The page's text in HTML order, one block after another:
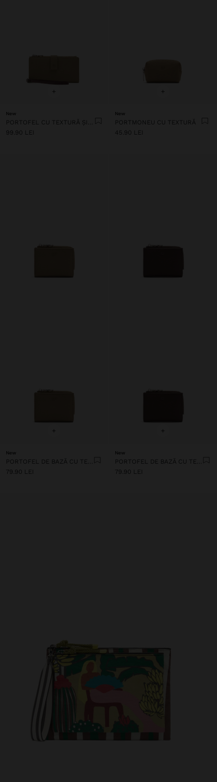
+
New
99.90 LEI
+
New
PORTMONEU CU TEXTURĂ
45.90 LEI
+
New
PORTOFEL DE BAZĂ CU TEXTURĂ
79.90 LEI
+
New
PORTOFEL DE BAZĂ CU TEXTURĂ
79.90 LEI